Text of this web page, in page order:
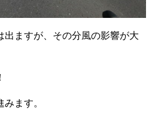
ますが、その分風の影響が大
ます。